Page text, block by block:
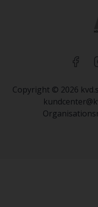
Copyright © 2026